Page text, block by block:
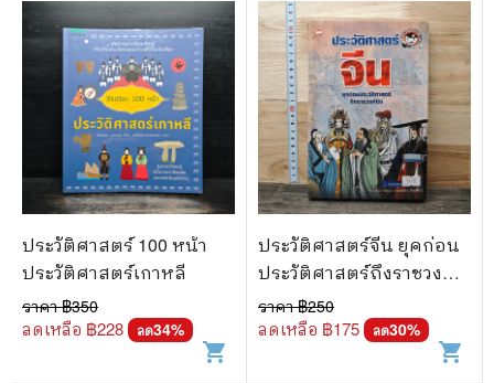
ประวัติศาสตร์ 100 หน้า
ประวัติศาสตร์เกาหลี
ราคา ฿350
ลดเหลือ ฿228 ลด34%
shopping_cart
ประวัติศาสตร์จีน ยุคก่อน
ประวัติศาสตร์ถึงราชวงศ์
ชิง
ราคา ฿250
ลดเหลือ ฿175 ลด30%
shopping_cart